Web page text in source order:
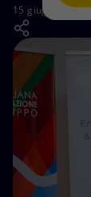
Modello
Energia
Innovazione
Scenari
Attività nel
15 giugno 2026